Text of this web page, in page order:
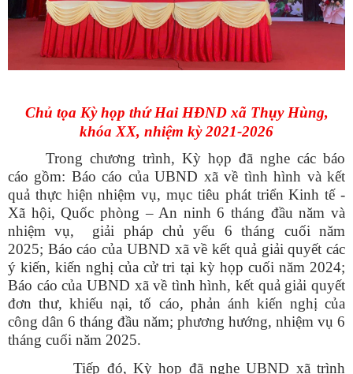
Chủ tọa Kỳ họp thứ Hai HĐND xã Thụy Hùng,
khóa XX, nhiệm kỳ 2021-2026
Trong chương trình, Kỳ họp đã nghe các báo
cáo gồm: Báo cáo của UBND xã về tình hình và kết
quả thực hiện nhiệm vụ, mục tiêu phát triển Kinh tế -
Xã hội, Quốc phòng – An ninh 6 tháng đầu năm và
nhiệm vụ, giải pháp chủ yếu 6 tháng cuối năm
2025; Báo cáo của UBND xã về kết quả giải quyết các
ý kiến, kiến nghị của cử tri tại kỳ họp cuối năm 2024;
Báo cáo của UBND xã về tình hình, kết quả giải quyết
đơn thư, khiếu nại, tố cáo, phản ánh kiến nghị của
công dân 6 tháng đầu năm; phương hướng, nhiệm vụ 6
tháng cuối năm 2025.
Tiếp đó, Kỳ họp đã nghe UBND xã trình